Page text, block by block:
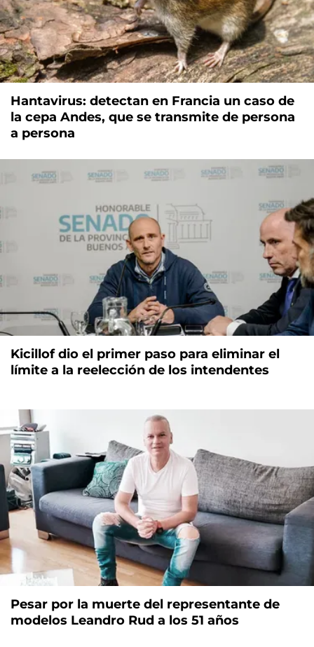
Hantavirus: detectan en Francia un caso de
la cepa Andes, que se transmite de persona
a persona
Kicillof dio el primer paso para eliminar el
límite a la reelección de los intendentes
Pesar por la muerte del representante de
modelos Leandro Rud a los 51 años